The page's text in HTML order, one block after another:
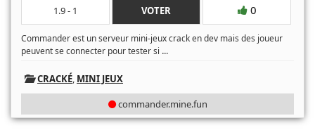
1.9 - 1 VOTER 0
Commander est un serveur mini-jeux crack en dev mais des joueur
peuvent se connecter pour tester si ...
CRACKÉ, MINI JEUX
commander.mine.fun